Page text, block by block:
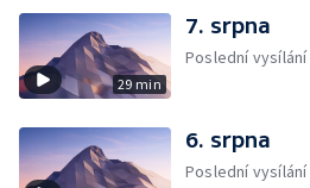
29 min
7. srpna
Poslední vysílání
6. srpna
Poslední vysílání